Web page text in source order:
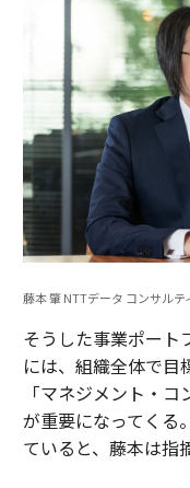
藤本 肇 NTTデータ コンサル
そうした事業ポート
には、組織全体で目
「マネジメント・
が重要になってくる
ていると、藤本は指